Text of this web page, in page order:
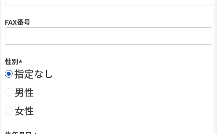
必
)
FAX番号
性別
(
須
)
指定なし
男性
女性